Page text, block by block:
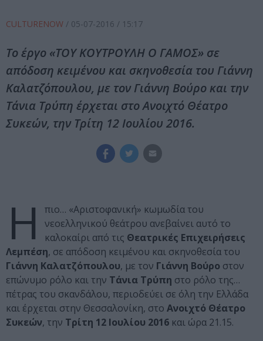
CULTURENOW / 05-07-2016 / 15:17
Το έργο «ΤΟΥ ΚΟΥΤΡΟΥΛΗ Ο ΓΑΜΟΣ» σε
απόδοση κειμένου και σκηνοθεσία του Γιάννη
Καλατζόπουλου, με τον Γιάννη Βούρο και την
Τάνια Τρύπη έρχεται στο Ανοιχτό Θέατρο
Συκεών, την Τρίτη 12 Ιουλίου 2016.
Η
πιο… «Αριστοφανική» κωμωδία του
νεοελληνικού θεάτρου ανεβαίνει αυτό το
καλοκαίρι από τις Θεατρικές Επιχειρήσεις
Λεμπέση, σε απόδοση κειμένου και σκηνοθεσία του
Γιάννη Καλατζόπουλου, με τον Γιάννη Βούρο στον
επώνυμο ρόλο και την Τάνια Τρύπη στο ρόλο της…
πέτρας του σκανδάλου, περιοδεύει σε όλη την Ελλάδα
και έρχεται στην Θεσσαλονίκη, στο Ανοιχτό Θέατρο
Συκεών, την Τρίτη 12 Ιουλίου 2016 και ώρα 21.15.